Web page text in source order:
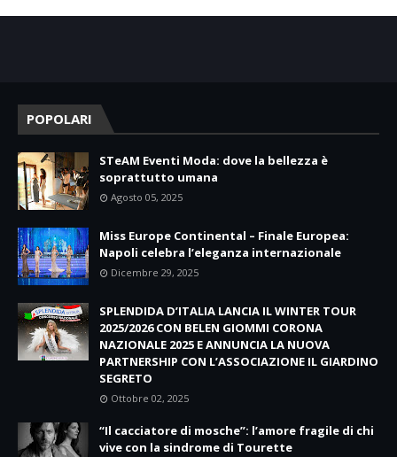
POPOLARI
STeAM Eventi Moda: dove la bellezza è
soprattutto umana
Agosto 05, 2025
Miss Europe Continental – Finale Europea:
Napoli celebra l’eleganza internazionale
Dicembre 29, 2025
SPLENDIDA D’ITALIA LANCIA IL WINTER TOUR
2025/2026 CON BELEN GIOMMI CORONA
NAZIONALE 2025 E ANNUNCIA LA NUOVA
PARTNERSHIP CON L’ASSOCIAZIONE IL GIARDINO
SEGRETO
Ottobre 02, 2025
“Il cacciatore di mosche”: l’amore fragile di chi
vive con la sindrome di Tourette